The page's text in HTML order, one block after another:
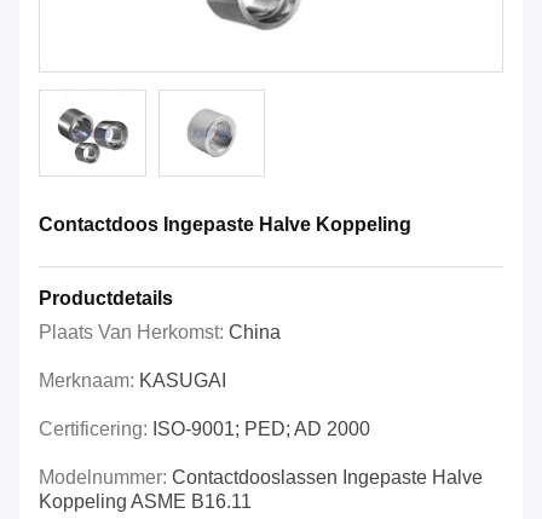
Contactdoos Ingepaste Halve Koppeling
Productdetails
Plaats Van Herkomst: China
Merknaam: KASUGAI
Certificering: ISO-9001; PED; AD 2000
Modelnummer: Contactdooslassen Ingepaste Halve
Koppeling ASME B16.11